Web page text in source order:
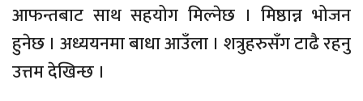
आफन्तबाट साथ सहयोग मिल्नेछ । मिष्ठान्न भोजन
हुनेछ । अध्ययनमा बाधा आउँला । शत्रुहरुसँग टाढै रहनु
उत्तम देखिन्छ ।